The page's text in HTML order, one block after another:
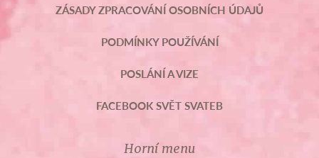
ZÁSADY ZPRACOVÁNÍ OSOBNÍCH ÚDAJŮ
PODMÍNKY POUŽÍVÁNÍ
POSLÁNÍ A VIZE
FACEBOOK SVĚT SVATEB
Horní menu